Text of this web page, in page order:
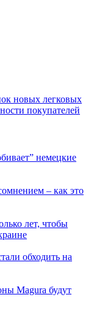
новых легковых
покупателей
немецкие
– как это
лет, чтобы
обходить на
Magura будут